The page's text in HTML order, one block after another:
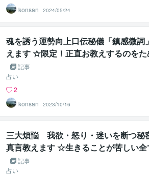
konsan
2024/05/24
魂を誘う運勢向上口伝秘儀「鎮感微詞
えます ☆限定！正直お教えするのをた
う力の秘儀です・・☆
記事
占い
2
konsan
2023/10/16
三大煩悩 我欲・怒り・迷いを断つ秘
真言教えます ☆生きることが苦しい全
方の福音となりますように☆
記事
占い